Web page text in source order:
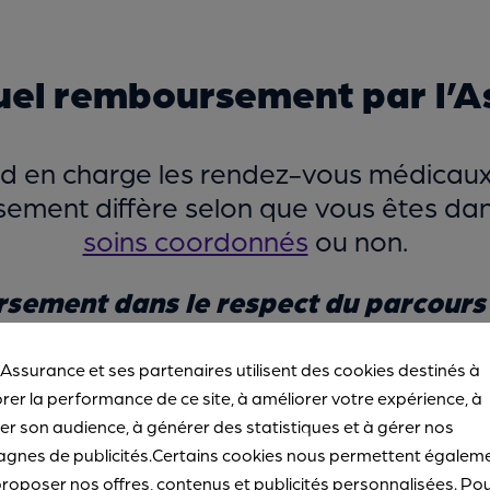
remboursement par
en charge les rendez-vous
diffère selon que vous êtes
soins coordonnés ou non.
dans le respect du
de soins coordonnés, l’Assurance
il est minoré à 30 %. Par exemple,
ce dernier estconventionné
médecin traitant.Vous êtes
(30 € X 70 % - 1 € de participation
et ses partenaires utilisent des cookies destinés à
la performance de ce site, à améliorer votre expérience, à
son audience, à générer des statistiques et à gérer nos
de publicités.Certains cookies nous permettent
nos offres, contenus et publicités personnalisées.